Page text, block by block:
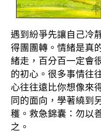
遇到紛爭先讓自己冷
得團團轉。情緒是真
緒走，百分百一定會
的初心。很多事情往
心往往遠比你想像來
同的面向，學著繞到
穫。救急錦囊：勿以
之。